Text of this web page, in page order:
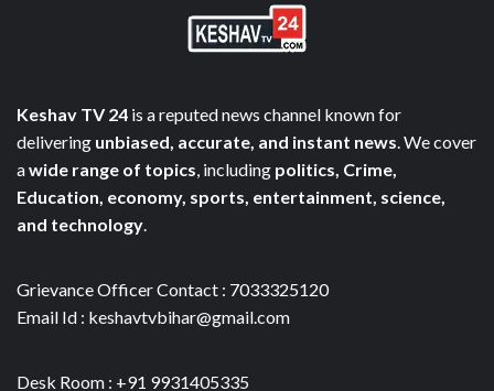
Keshav TV 24 is a reputed news channel known for
delivering unbiased, accurate, and instant news . We cover
awide range of topics , including politics, Crime,
Education, economy, sports, entertainment, science,
and technology
Grievance Officer Contact : 7033325120
Email Id : keshavtvbihar@gmail.com
Desk Room : +91 9931405335